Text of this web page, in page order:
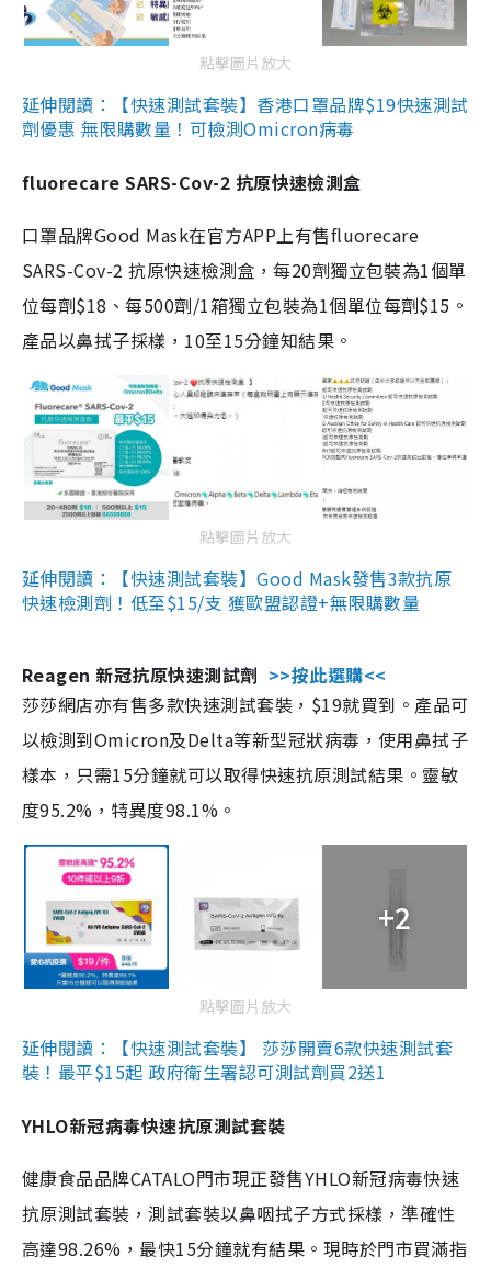
點擊圖片放大
延伸閱讀：【快速測試套裝】香港口罩品牌$19快速測試
劑優惠 無限購數量！可檢測Omicron病毒
fluorecare SARS-Cov-2 抗原快速檢測盒
口罩品牌Good Mask在官方APP上有售fluorecare
SARS-Cov-2 抗原快速檢測盒，每20劑獨立包裝為1個單
位每劑$18、每500劑/1箱獨立包裝為1個單位每劑$15。
產品以鼻拭子採樣，10至15分鐘知結果。
點擊圖片放大
延伸閱讀：【快速測試套裝】Good Mask發售3款抗原
快速檢測劑！低至$15/支 獲歐盟認證+無限購數量
Reagen 新冠抗原快速測試劑 >>按此選購<<
莎莎網店亦有售多款快速測試套裝，$19就買到。產品可
以檢測到Omicron及Delta等新型冠狀病毒，使用鼻拭子
樣本，只需15分鐘就可以取得快速抗原測試結果。靈敏
度95.2%，特異度98.1%。
+2
點擊圖片放大
延伸閱讀：【快速測試套裝】 莎莎開賣6款快速測試套
裝！最平$15起 政府衛生署認可測試劑買2送1
YHLO新冠病毒快速抗原測試套裝
健康食品品牌CATALO門市現正發售YHLO新冠病毒快速
抗原測試套裝，測試套裝以鼻咽拭子方式採樣，準確性
高達98.26%，最快15分鐘就有結果。現時於門市買滿指